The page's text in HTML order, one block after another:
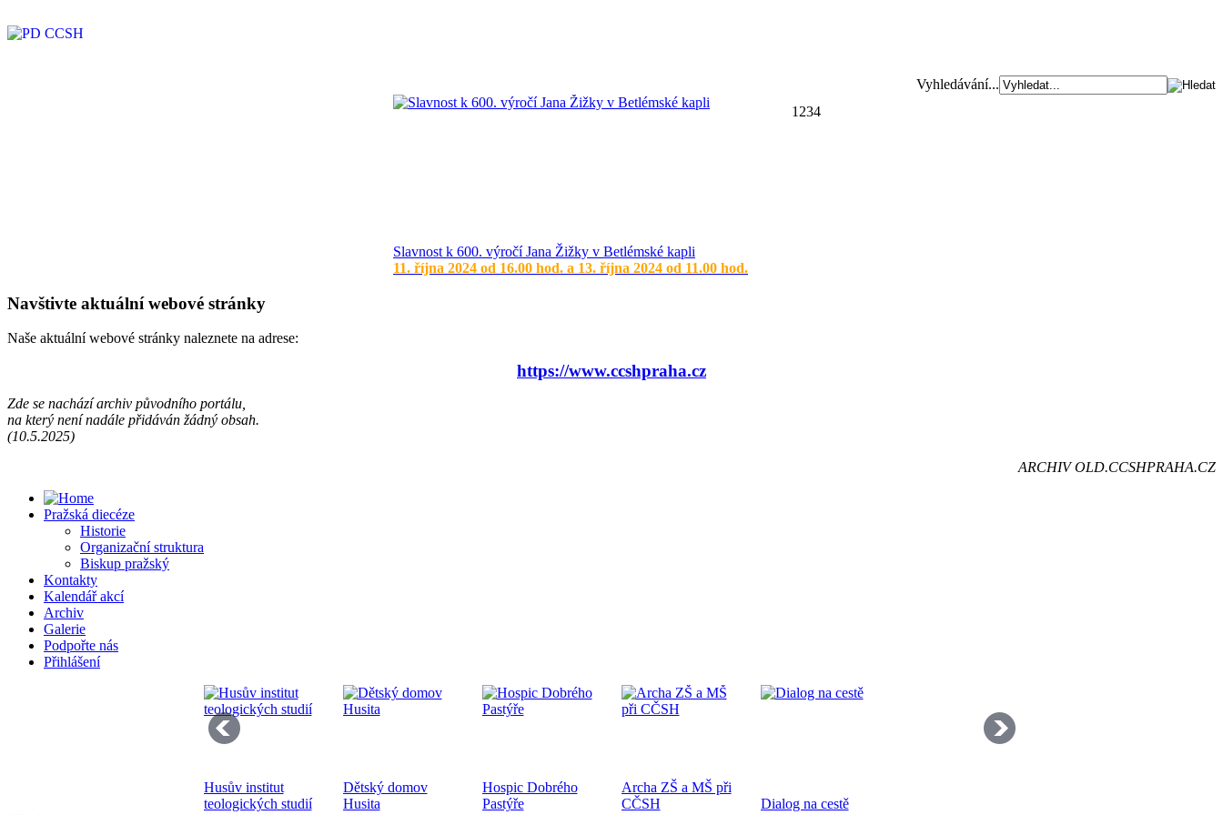
Vyhledávání...
Slavnost k 600. výročí Jana Žižky v Betlémské kapli
11. října 2024 od 16.00 hod. a 13. října 2024 od 11.00 hod.
Bohoslužba ke dni válečných veteránů 10.11.2024
1 234
Navštivte aktuální webové stránky
Naše aktuální webové stránky naleznete na adrese:
https://www.ccshpraha.cz
Zde se nachází archiv původního portálu,
na který není nadále přidáván žádný obsah.
(10.5.2025)
ARCHIV OLD.CCSHPRAHA.CZ
Pražská diecéze
Historie
Organizační struktura
Biskup pražský
Kontakty
Kalendář akcí
Archiv
Galerie
Podpořte nás
Přihlášení
Husův institut
teologických studií
Dětský domov
Husita
Hospic Dobrého
Pastýře
Archa ZŠ a MŠ při
CČSH
Dialog na cestě